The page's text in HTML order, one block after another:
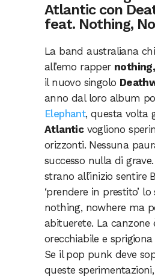
Atlantic con
feat. Nothing,
La band australiana
all’emo rapper
il nuovo singolo
anno dal loro album
Elephant, questa volta
Atlanticvogliono
orizzonti. Nessuna
successo nulla di
strano all’inizio sentire
‘prendere in prestito’ lo
nothing, nowhere ma
abituerete. La canzone
orecchiabile e
Se il pop punk deve
queste